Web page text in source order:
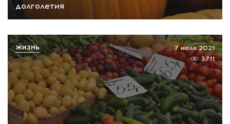
долголетия
7 июля 2021
3711
ЖИЗНЬ